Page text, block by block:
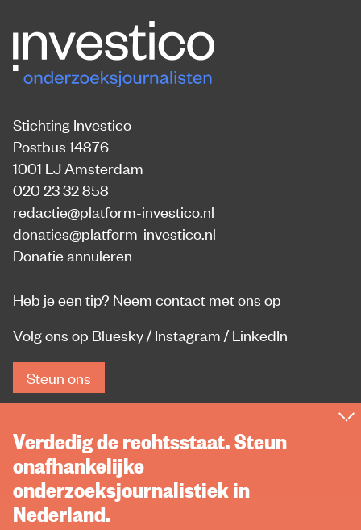
Stichting Investico
Postbus 14876
1001 LJ Amsterdam
020 23 32 858
redactie@platform-investico.nl
donaties@platform-investico.nl
Donatie annuleren
Heb je een tip? Neem contact met ons op
Volg ons op Bluesky/ Instagram / LinkedIn
Steun ons
Verdedig de rechtsstaat. Steun
onafhankelijke
onderzoeksjournalistiek in
Nederland.